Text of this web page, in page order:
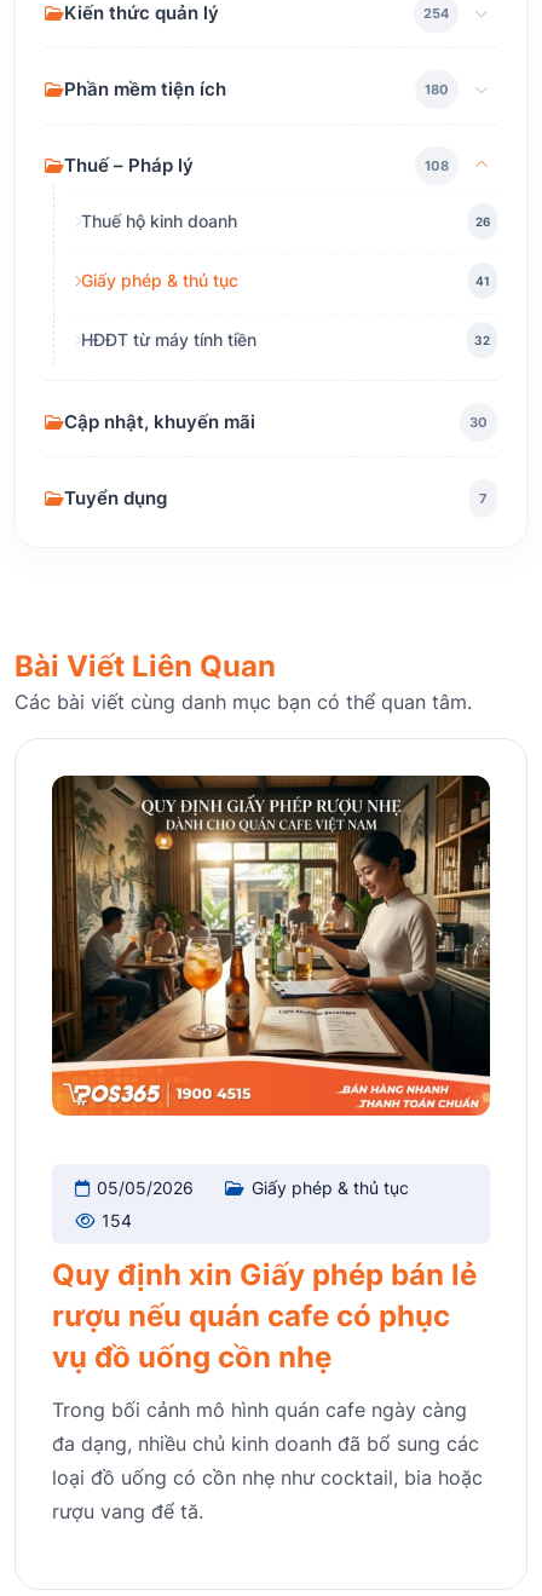
Kiến thức quản lý 254
Phần mềm tiện ích 180
Thuế – Pháp lý 108
Thuế hộ kinh doanh 26
Giấy phép & thủ tục 41
HĐĐT từ máy tính tiền 32
Cập nhật, khuyến mãi 30
Tuyển dụng 7
Bài Viết Liên Quan
Các bài viết cùng danh mục bạn có thể quan tâm.
05/05/2026
Giấy phép & thủ tục
154
Quy định xin Giấy phép bán lẻ
rượu nếu quán cafe có phục
vụ đồ uống cồn nhẹ
Trong bối cảnh mô hình quán cafe ngày càng
đa dạng, nhiều chủ kinh doanh đã bổ sung các
loại đồ uống có cồn nhẹ như cocktail, bia hoặc
rượu vang để tă.